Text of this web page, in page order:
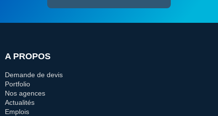
A PROPOS
Demande de devis
Portfolio
Nos agences
Actualités
Emplois